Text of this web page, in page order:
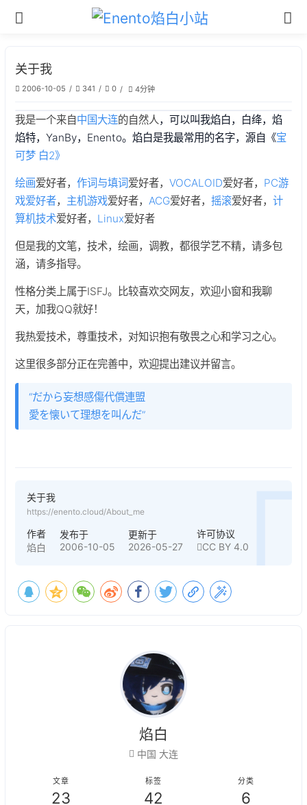
关于我
2006-10-05 341 0 4分钟
我是一个来自中国大连的自然人，可以叫我焰白，白绛，焰
焰特，YanBy，Enento。焰白是我最常用的名字，源自 《宝
可梦 白2》
绘画爱好者， 作词与填词爱好者， VOCALOID爱好者， PC游
戏爱好者， 主机游戏爱好者， ACG爱好者， 摇滚爱好者， 计
算机技术爱好者， Linux爱好者
但是我的文笔，技术，绘画，调教，都很学艺不精，请多包
涵，请多指导。
性格分类上属于ISFJ。比较喜欢交网友，欢迎小窗和我聊
天，加我QQ就好！
我热爱技术，尊重技术，对知识抱有敬畏之心和学习之心。
这里很多部分正在完善中，欢迎提出建议并留言。
“だから妄想感傷代償連盟
愛を懐いて理想を叫んだ”
关于我
https://enento.cloud/About_me
作者
焰白
发布于
2006-10-05
更新于
2026-05-27
许可协议
CC BY 4.0
焰白
中国 大连
文章
23
标签
42
分类
6